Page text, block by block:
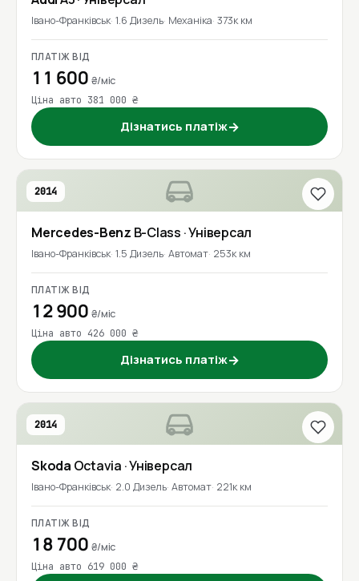
Івано-Франківськ 1.6 Дизель Механіка 373к км
ПЛАТІЖ ВІД
11 600 ₴/міс
Ціна авто 381 000 ₴
Дізнатись платіж→
2014
Mercedes-Benz B-Class · Універсал
Івано-Франківськ 1.5 Дизель Автомат 253к км
ПЛАТІЖ ВІД
12 900 ₴/міс
Ціна авто 426 000 ₴
Дізнатись платіж→
2014
Skoda Octavia · Універсал
Івано-Франківськ 2.0 Дизель Автомат 221к км
ПЛАТІЖ ВІД
18 700 ₴/міс
Ціна авто 619 000 ₴